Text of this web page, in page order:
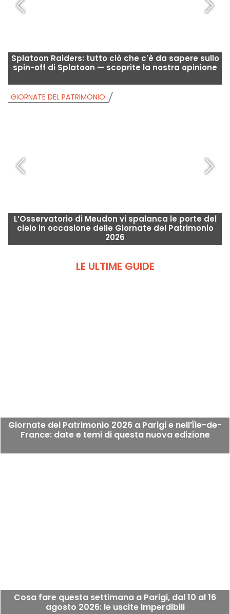
Splatoon Raiders: tutto ciò che c'è da sapere sullo
spin-off di Splatoon — scoprite la nostra opinione
L’Osservatorio di Meudon vi spalanca le porte del
cielo in occasione delle Giornate del Patrimonio
2026
GIORNATE DEL PATRIMONIO
LE ULTIME GUIDE
Giornate del Patrimonio 2026 a Parigi e nell’Île-de-
France: date e temi di questa nuova edizione
Cosa fare questa settimana a Parigi, dal 10 al 16
agosto 2026: le uscite imperdibili